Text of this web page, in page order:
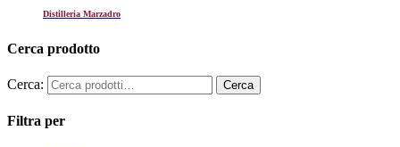
Distilleria Marzadro
Cerca prodotto
Cerca:
Filtra per